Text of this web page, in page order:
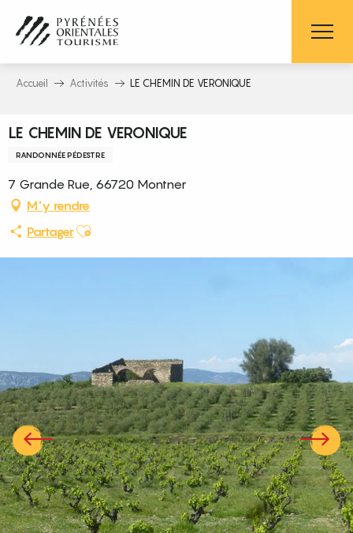
contenu
principal
Accueil Activités LE CHEMIN DE VERONIQUE
LE CHEMIN DE VERONIQUE
RANDONNÉE PÉDESTRE
7 Grande Rue, 66720 Montner
M'y rendre
PartagerAjouter aux favoris